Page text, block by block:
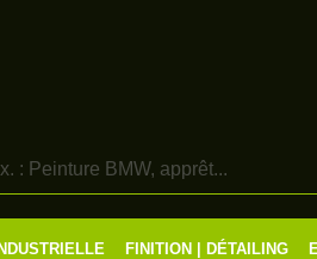
FINITION | DÉTAILING